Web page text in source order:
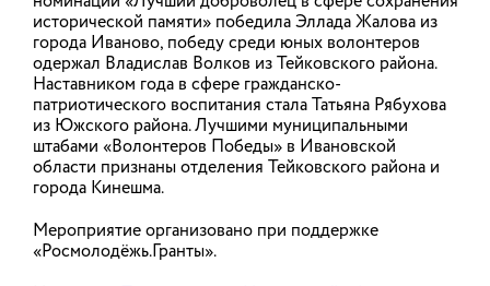
вклад в просвещение в 2025–2026 годах.
Многолетняя лекторская деятельность будет
отдельно отмечена в рамках новой номинации
имени С.И. Вавилова. Знание.Премия реализуется в
рамках национального проекта «Молодежь и
дети».
03.08.2026
В Ивановской области отмечают
День Воздушно-десантных войск
исторической памяти» победила Эллада Жалова из
города Иваново, победу среди юных волонтеров
одержал Владислав Волков из Тейковского района.
Наставником года в сфере гражданско-
патриотического воспитания стала Татьяна Рябухова
из Южского района. Лучшими муниципальными
штабами «Волонтеров Победы» в Ивановской
области признаны отделения Тейковского района и
города Кинешма.
Мероприятие организовано при поддержке
«Росмолодёжь.Гранты».